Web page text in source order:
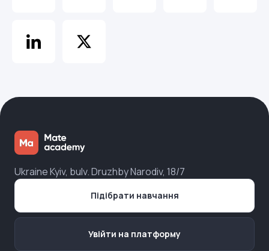
Ukraine Kyiv, bulv. Druzhby Narodiv, 18/7
Підібрати навчання
Увійти на платформу